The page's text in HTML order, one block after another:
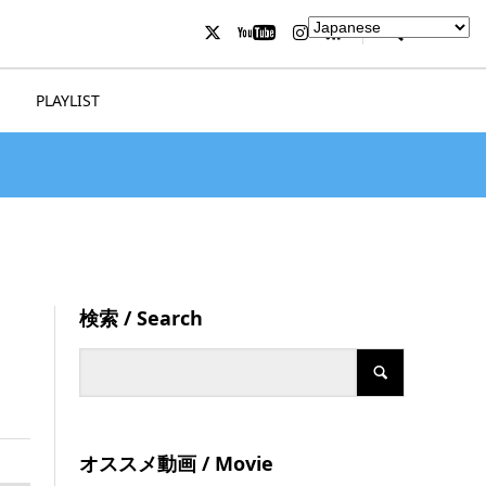
PLAYLIST
検索 / Search
オススメ動画 / Movie